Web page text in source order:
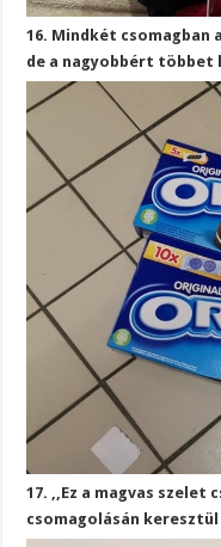
16. Mindkét csomagban
de a nagyobbért többet
17. ,,Ez a magvas szelet
csomagolásán